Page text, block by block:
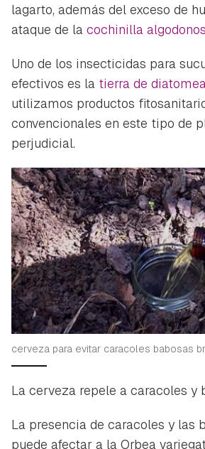
lagarto, además del exceso de
ataque de la cochinilla
Uno de los insecticidas para
efectivos es la tierra de
utilizamos productos
convencionales en este tipo de
perjudicial.
cerveza para evitar caracoles babosas
La cerveza repele a caracoles y
La presencia de caracoles y las
puede afectar a la Orbea